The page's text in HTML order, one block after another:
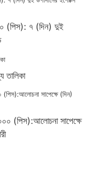
(পিস): ৭ (দিন) দুই
তালিকা
(পিস):আলোচনা সাপেক্ষে